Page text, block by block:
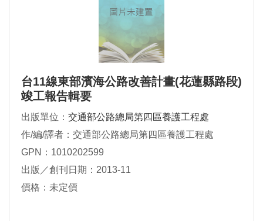
台11線東部濱海公路改善計畫(花蓮縣路段)
竣工報告輯要
出版單位： 交通部公路總局第四區養護工程處
作/編/譯者：交通部公路總局第四區養護工程處
GPN：1010202599
出版／創刊日期：2013-11
價格：未定價